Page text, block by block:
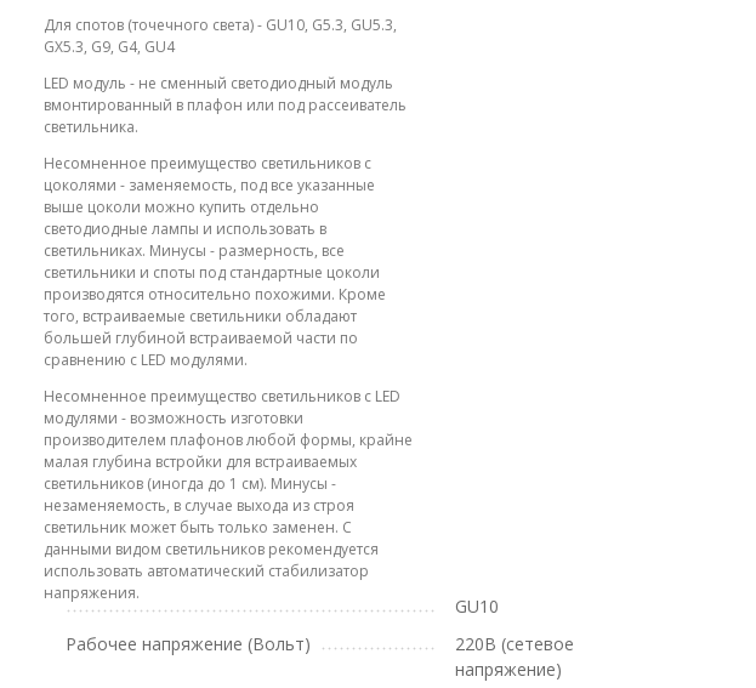
Для спотов (точечного света) - GU10, G5.3, GU5.3,
GX5.3, G9, G4, GU4
LED модуль - не сменный светодиодный модуль
вмонтированный в плафон или под рассеиватель
светильника.
Несомненное преимущество светильников с
цоколями - заменяемость, под все указанные
выше цоколи можно купить отдельно
светодиодные лампы и использовать в
светильниках. Минусы - размерность, все
светильники и споты под стандартные цоколи
производятся относительно похожими. Кроме
того, встраиваемые светильники обладают
большей глубиной встраиваемой части по
сравнению с LED модулями.
Несомненное преимущество светильников с LED
модулями - возможность изготовки
производителем плафонов любой формы, крайне
малая глубина встройки для встраиваемых
светильников (иногда до 1 см). Минусы -
незаменяемость, в случае выхода из строя
светильник может быть только заменен. С
данными видом светильников рекомендуется
использовать автоматический стабилизатор
напряжения.
GU10
Рабочее напряжение (Вольт)
220В (сетевое
напряжение)